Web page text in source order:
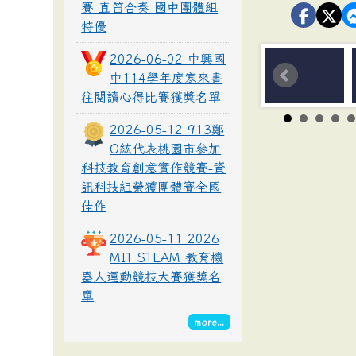
賽 直笛合奏 國中團體組
特優
2026-06-02 中興國
中114學年度寒來書
往閱讀心得比賽獲獎名單
2026-05-12 913鄭
O紘代表桃園市參加
科技教育創意實作競賽-資
訊科技組榮獲團體賽全國
佳作
2026-05-11 2026
MIT STEAM 教育機
器人運動競技大賽獲獎名
單
more...